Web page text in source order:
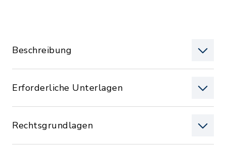
Beschreibung
Erforderliche Unterlagen
Rechtsgrundlagen